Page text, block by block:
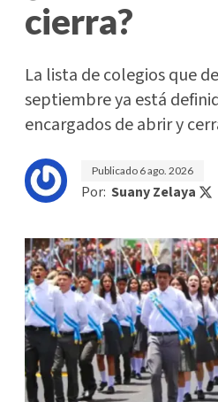
cierra?
La lista de colegios que
septiembre ya está
encargados de abrir y
Publicado 6 ago. 2026
Por: Suany Zelaya